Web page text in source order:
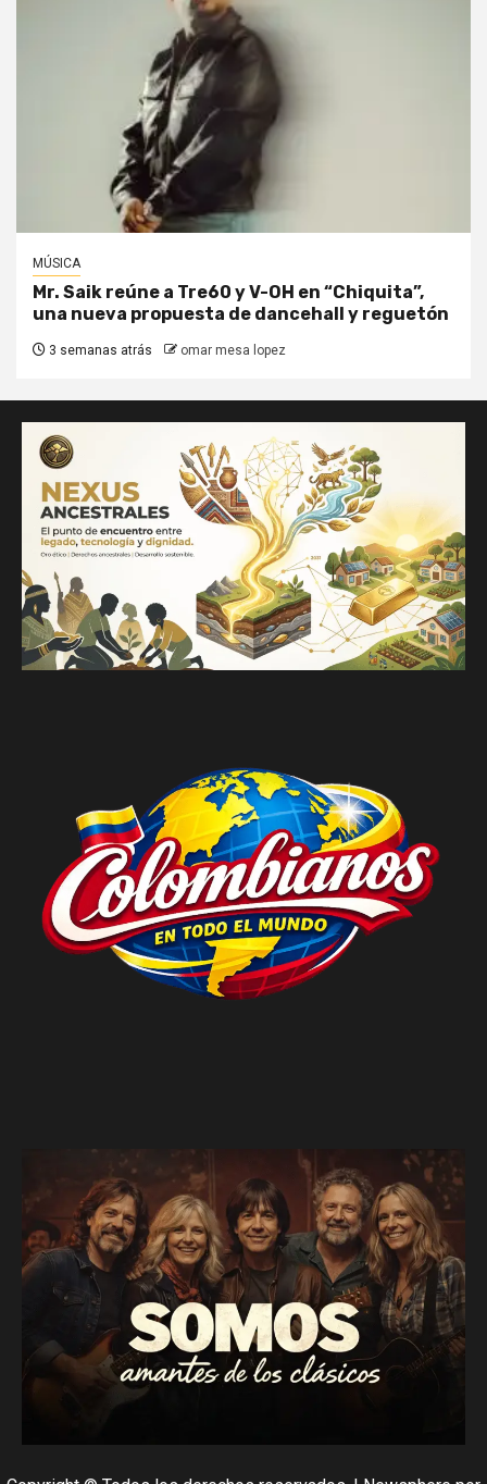
MÚSICA
Mr. Saik reúne a Tre60 y V-OH en “Chiquita”,
una nueva propuesta de dancehall y reguetón
3 semanas atrás omar mesa lopez